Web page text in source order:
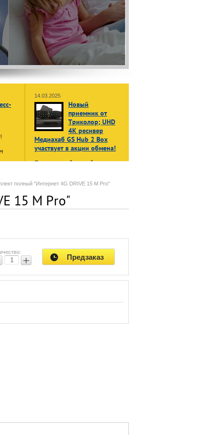
14.03.2025
Новый
приемник от
Триколор; UHD
4K ресивер
Медиахаб GS Hub 2 Box
участвует в акции обмена!
Принеси свой старый, даже не
приемник Триколор Медиахаб
GS Hub 2 Box
UHD
полный "Интернет 4G DRIVE 15 М Pro"
15 М Pro"
+ Предзаказ